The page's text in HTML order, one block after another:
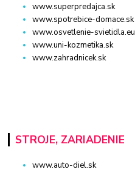
www.superpredajca.sk
www.spotrebice-domace.sk
www.osvetlenie-svietidla.eu
www.uni-kozmetika.sk
www.zahradnicek.sk
STROJE, ZARIADENIE
www.auto-diel.sk